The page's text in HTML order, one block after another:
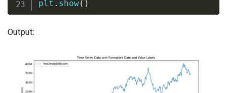
plt . show( )
Output: